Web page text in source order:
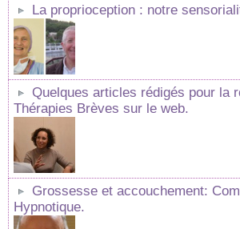
La proprioception : notre
Quelques articles rédigés pour la
Thérapies Brèves sur le web.
Grossesse et accouchement:
Hypnotique.